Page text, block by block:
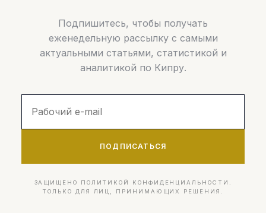
Подпишитесь, чтобы получать
еженедельную рассылку с самыми
актуальными статьями, статистикой и
аналитикой по Кипру.
ПОДПИСАТЬСЯ
ЗАЩИЩЕНО ПОЛИТИКОЙ КОНФИДЕНЦИАЛЬНОСТИ.
ТОЛЬКО ДЛЯ ЛИЦ, ПРИНИМАЮЩИХ РЕШЕНИЯ.